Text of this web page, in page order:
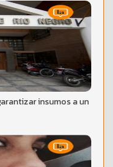
insumos a un